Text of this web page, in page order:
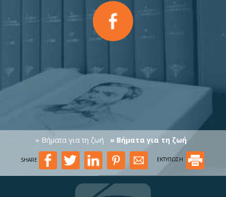
» Βήματα για τη ζωή » Βήματα για τη ζωή
SHARE ΕΚΤΥΠΩΣΗ